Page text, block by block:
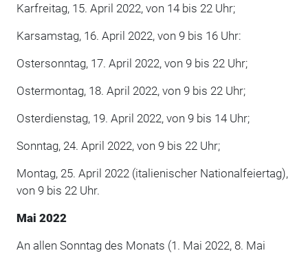
Karfreitag, 15. April 2022, von 14 bis 22 Uhr;
Karsamstag, 16. April 2022, von 9 bis 16 Uhr:
Ostersonntag, 17. April 2022, von 9 bis 22 Uhr;
Ostermontag, 18. April 2022, von 9 bis 22 Uhr;
Osterdienstag, 19. April 2022, von 9 bis 14 Uhr;
Sonntag, 24. April 2022, von 9 bis 22 Uhr;
Montag, 25. April 2022 (italienischer Nationalfeiertag),
von 9 bis 22 Uhr.
Mai 2022
An allen Sonntag des Monats (1. Mai 2022, 8. Mai